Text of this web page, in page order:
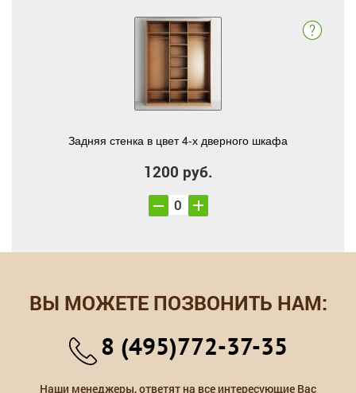
Задняя стенка в цвет 4-х дверного шкафа
1200 руб.
ВЫ МОЖЕТЕ ПОЗВОНИТЬ НАМ:
8 (495)772-37-35
Наши менеджеры, ответят на все интересующие Вас